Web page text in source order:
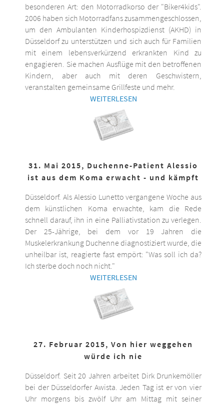
besonderen Art: den Motorradkorso der "Biker4kids".
2006 haben sich Motorradfans zusammengeschlossen,
um den Ambulanten Kinderhospizdienst (AKHD) in
Düsseldorf zu unterstützen und sich auch für Familien
mit einem lebensverkürzend erkrankten Kind zu
engagieren. Sie machen Ausflüge mit den betroffenen
Kindern, aber auch mit deren Geschwistern,
veranstalten gemeinsame Grillfeste und mehr.
WEITERLESEN
31. Mai 2015, Duchenne-Patient Alessio
ist aus dem Koma erwacht - und kämpft
Düsseldorf. Als Alessio Lunetto vergangene Woche aus
dem künstlichen Koma erwachte, kam die Rede
schnell darauf, ihn in eine Palliativstation zu verlegen.
Der 25-Jährige, bei dem vor 19 Jahren die
Muskelerkrankung Duchenne diagnostiziert wurde, die
unheilbar ist, reagierte fast empört: "Was soll ich da?
Ich sterbe doch noch nicht."
WEITERLESEN
27. Februar 2015, Von hier weggehen
würde ich nie
Düsseldorf. Seit 20 Jahren arbeitet Dirk Drunkemöller
bei der Düsseldorfer Awista. Jeden Tag ist er von vier
Uhr morgens bis zwölf Uhr am Mittag mit seiner